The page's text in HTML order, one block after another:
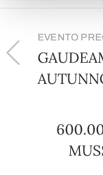
EVENTO